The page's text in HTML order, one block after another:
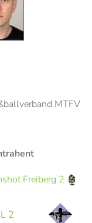
MTFV
Freiberg 2
2